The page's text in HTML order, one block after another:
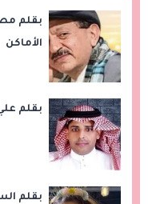
بقلم
الأماكن
بقلم
بقلم